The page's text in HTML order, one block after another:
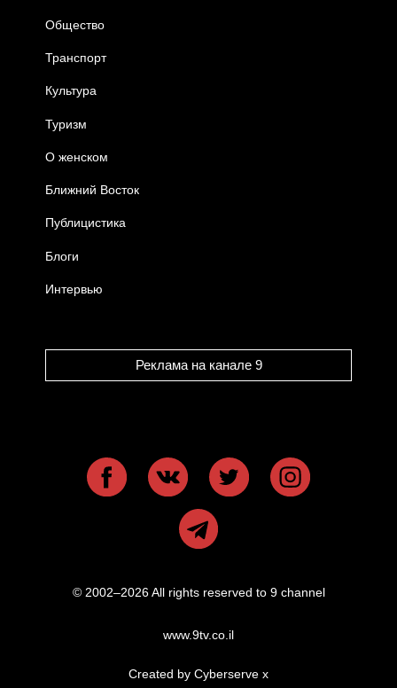
Общество
Транспорт
Культура
Туризм
О женском
Ближний Восток
Публицистика
Блоги
Интервью
Реклама на канале 9
© 2002–2026 All rights reserved to 9 channel
www.9tv.co.il
Created by Cyberserve x